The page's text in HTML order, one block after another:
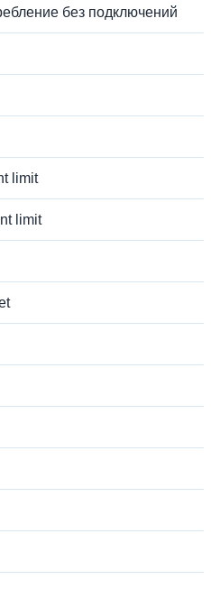
без подключений
limit
limit